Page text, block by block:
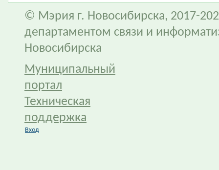
© Мэрия г. Новосибирска, 2017-
департаментом связи и
Новосибирска
Муниципальный
портал
Техническая
поддержка
Вход